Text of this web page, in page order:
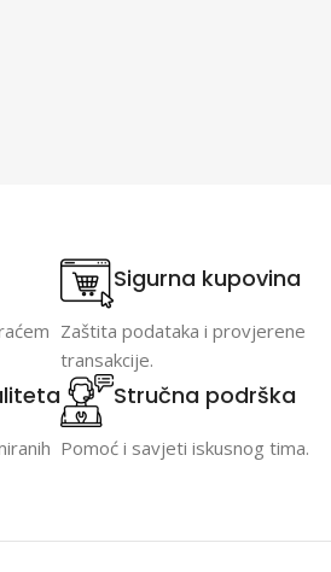
Sigurna kupovina
Zaštita podataka i provjerene
transakcije.
Stručna podrška
Pomoć i savjeti iskusnog tima.